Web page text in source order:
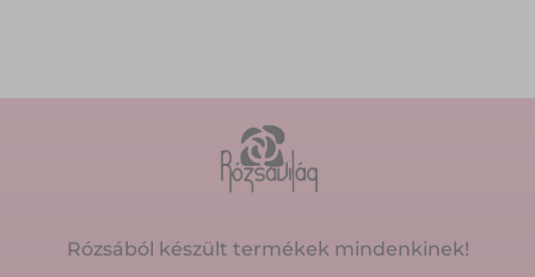
Rózsából készült termékek mindenkinek!